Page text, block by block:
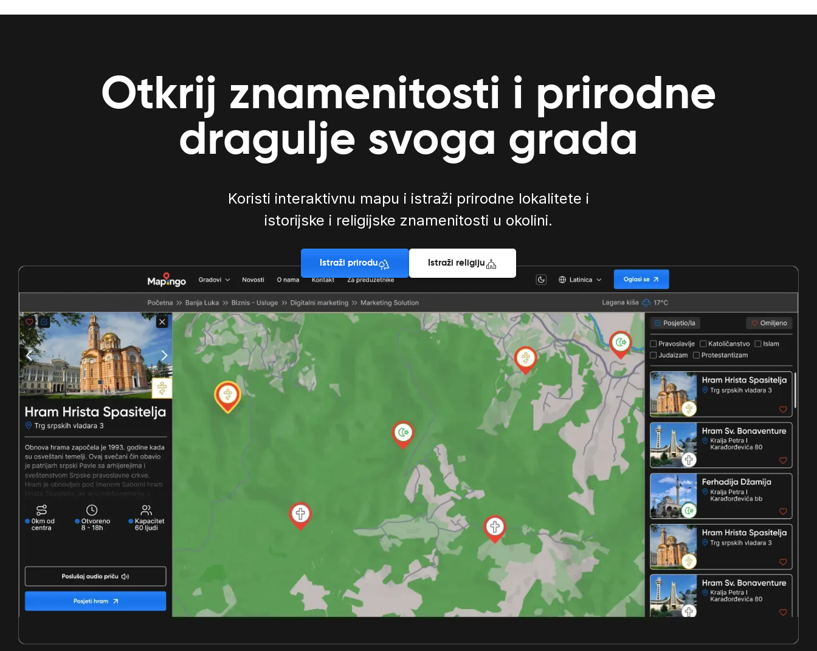
Otkrij znamenitosti i prirodne
dragulje svoga grada
Koristi interaktivnu mapu i istraži prirodne lokalitete i
istorijske i religijske znamenitosti u okolini.
Istraži prirodu Istraži religiju